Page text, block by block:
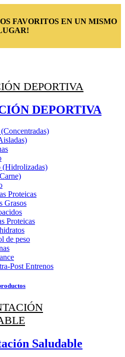
FAVORITOS EN UN MISMO
DEPORTIVA
DEPORTIVA
(Hidrolizadas)
Proteicas
Grasos
Proteicas
de peso
Post Entrenos
Saludable